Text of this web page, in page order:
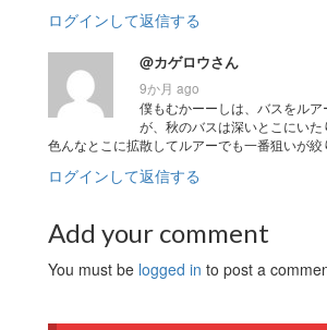
ログインして返信する
@カゲロウさん
9か月 ago
僕もむかーーしは、バスをル
が、秋のバスは深いとこにいた
色んなとこに拡散してルアーでも一番狙いが
ログインして返信する
Add your comment
You must be logged in to post a